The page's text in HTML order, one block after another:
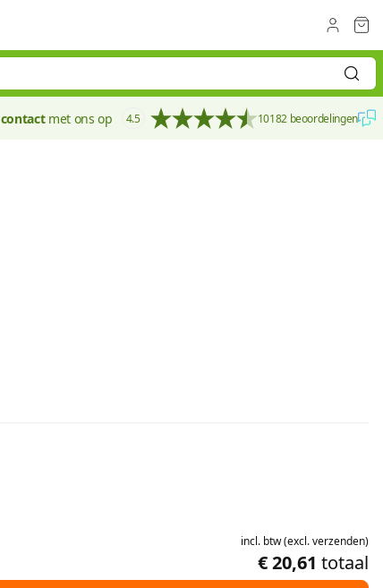
contactmet ons op 4.5 10182 beoordelingen
incl. btw(excl.verzenden)
€ 20,61 totaal